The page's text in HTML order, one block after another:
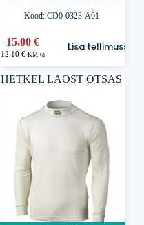
Kood: CD0-0323-A01
15.00 €
12.10 € KM-ta
Lisa tellimusse
HETKEL LAOST OTSAS